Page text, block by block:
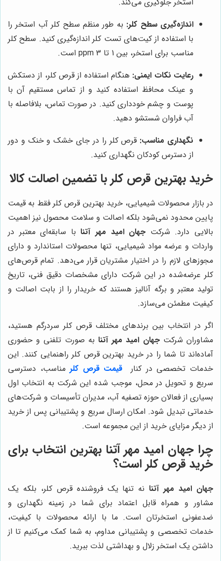
اندازه‌گیری سطح کلر: به طور منظم سطح کلر آب استخر را
با استفاده از کیت‌های تست کلر اندازه‌گیری کنید. سطح کلر
مناسب برای استخر، بین 1 تا 3 ppm است.
رعایت نکات ایمنی: هنگام استفاده از قرص کلر، از دستکش
و عینک محافظ استفاده کنید و از تماس مستقیم آن با
پوست و چشم خودداری کنید. در صورت تماس، بلافاصله با
آب فراوان شستشو دهید.
نگهداری مناسب: قرص کلر را در جای خشک و خنک و دور
از دسترس کودکان نگهداری کنید.
خرید بهترین قرص کلر با تضمین اصالت کالا
در بازار محصولات شیمیایی، خرید بهترین قرص کلر فقط به قیمت
پایین محدود نمی‌شود بلکه اصالت و سلامت محصول نیز اهمیت
بالایی دارد. شرکت جهان امید مهر آتنابا سابقه‌ای معتبر در
واردات و عرضه مواد شیمیایی، تنها محصولات استاندارد و دارای
مجوزهای لازم را در اختیار مشتریان قرار می‌دهد. تمام قرص‌های
کلر عرضه‌شده در این شرکت دارای مشخصات دقیق فنی، تاریخ
تولید معتبر و برگه آنالیز هستند که خریدار را از بابت اصالت و
کیفیت مطمئن می‌سازد.
اگر در انتخاب بین برندهای مختلف قرص کلر سردرگم هستید،
مشاوران شرکتجهان امید مهر آتنا به صورت تلفنی و حضوری
آماده‌اند تا شما را در خرید بهترین قرص کلر راهنمایی کنند. این
خدمات تخصصی در کنار
قیمت قرص کلر مناسب، دسترسی
سریع و تحویل در محل، موجب شده این شرکت به انتخاب اول
بسیاری از فعالان حوزه تصفیه آب، مدیران تأسیسات و شرکت‌های
خدماتی تبدیل شود. امکان ارسال سریع و پشتیبانی پس از خرید
از دیگر مزایای خرید از این مجموعه است.
چرا جهان امید مهر آتنا بهترین انتخاب برای
خرید قرص کلر است؟
جهان امید مهر آتنانه تنها یک فروشنده قرص کلر، بلکه یک
مشاور و همراه قابل اعتماد برای شما در زمینه نگهداری و
ضدعفونی استخرتان است. ما با ارائه محصولات با کیفیت،
خدمات تخصصی و پشتیبانی مداوم، به شما کمک می‌کنیم تا از
داشتن یک استخر زلال و بهداشتی لذت ببرید.